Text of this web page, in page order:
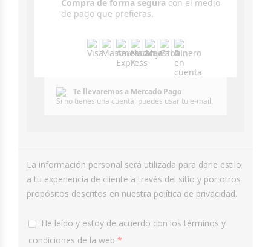
Compra de forma segura con el medio
de pago que prefieras.
Te llevaremos a Mercado Pago
Si no tienes una cuenta, puedes usar tu e-mail.
La información personal será utilizada para darle estilo
a tu experiencia de cliente a través del sitio y por otros
propósitos descritos en nuestra política de privacidad.
He leído y estoy de acuerdo con los términos y
condiciones de la web *